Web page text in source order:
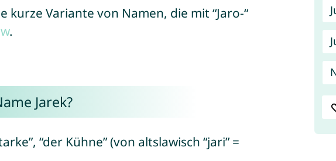
kurze Variante von Namen, die mit “Jaro-“
.
Jarek?
“der Kühne” (von altslawisch “jari” =